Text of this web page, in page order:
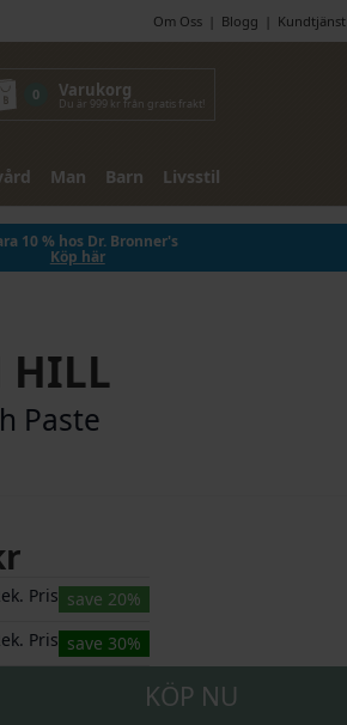
Om Oss Blogg Kundtjänst
0 Varukorg
Du är 999 kr från gratis frakt!
Man Barn Livsstil
10 % hos Dr. Bronner's
Köp här
HILL
Paste
Pris save 20%
Pris save 30%
KÖP NU